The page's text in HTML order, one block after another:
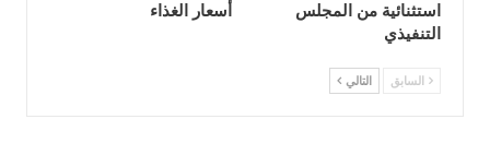
استثنائية من المجلس
التنفيذي
أسعار الغذاء
السابق التالي